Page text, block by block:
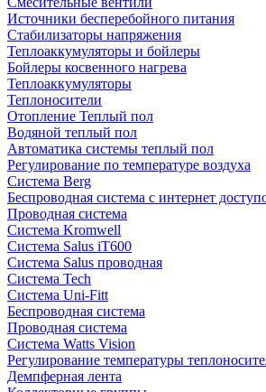
Источники бесперебойного питания
Стабилизаторы напряжения
Теплоаккумуляторы и бойлеры
Бойлеры косвенного нагрева
Теплоаккумуляторы
Теплоносители
Отопление Теплый пол
Водяной теплый пол
Автоматика системы теплый пол
Регулирование по температуре воздуха
Система Berg
Беспроводная система с интернет
Проводная система
Система Kromwell
Система Salus iT600
Система Salus проводная
Система Tech
Система Uni-Fitt
Беспроводная система
Проводная система
Система Watts Vision
Регулирование температуры
Демпферная лента